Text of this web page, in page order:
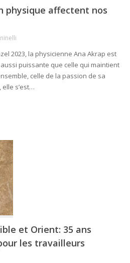
physique affectent nos
2023, la physicienne Ana Akrap est
puissante que celle qui maintient
celle de la passion de sa
elle s’est…
et Orient: 35 ans
les travailleurs